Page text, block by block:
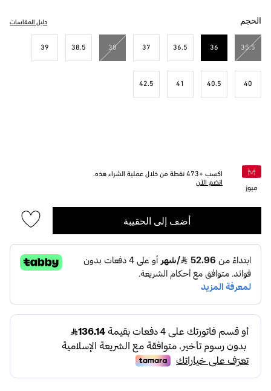
الحجم دليل المقاسات
35.5
36
36.5
37
38
38.5
39
40
40.5
41
42.5
ميوز
اكسب +473 نقطة من خلال عملية الشراء هذه.
انضم الآن
أضف إلى الحقيبة